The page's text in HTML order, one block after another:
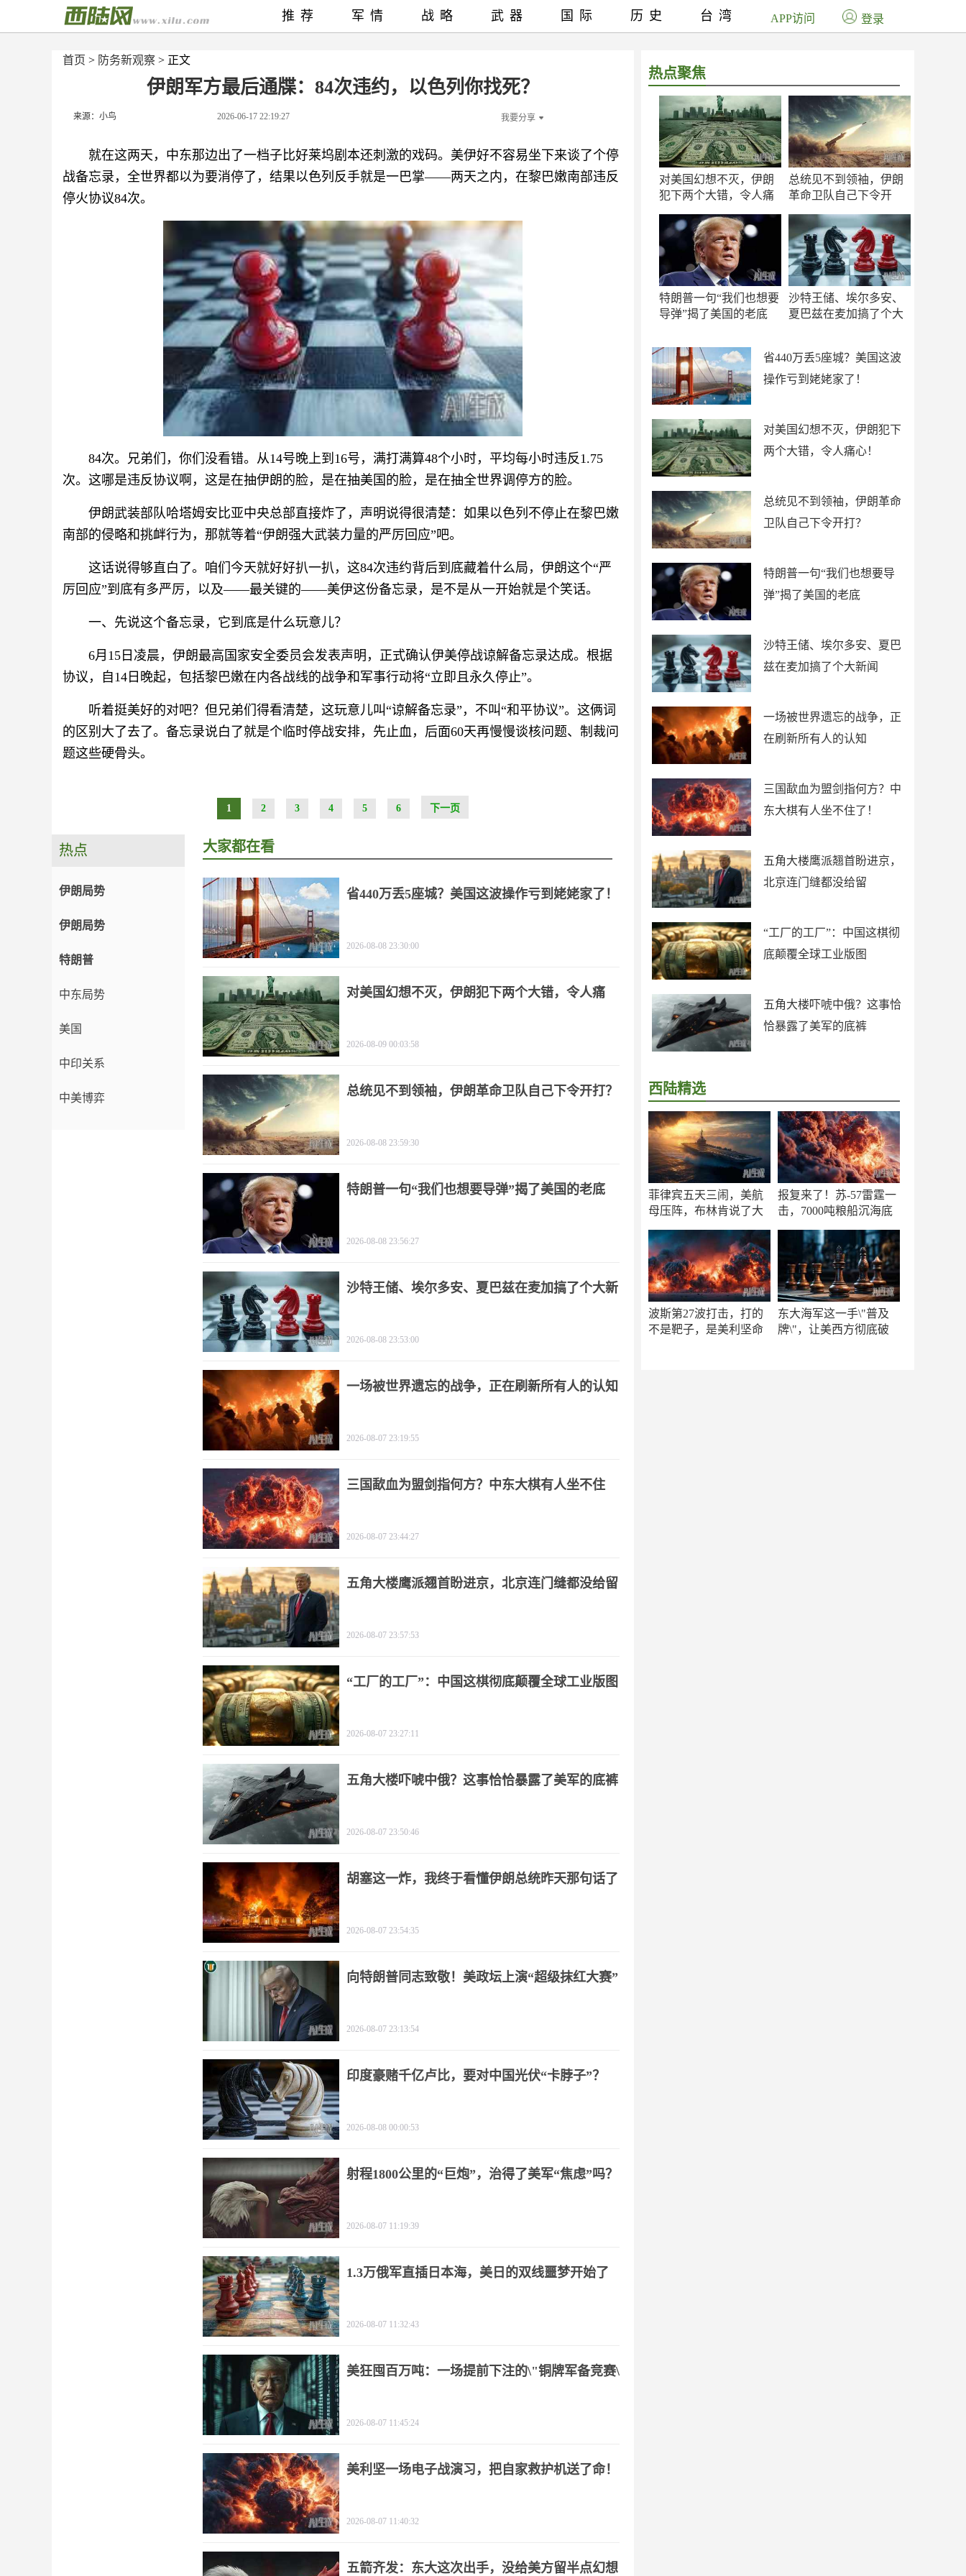
首页 > 防务新观察 > 正文
伊朗军方最后通牒：84次违约，以色列你找死？
来源：小鸟 2026-06-17 22:19:27 我要分享
就在这两天，中东那边出了一档子比好莱坞剧本还刺激的戏码。美伊好不容易坐下来谈了个停
战备忘录，全世界都以为要消停了，结果以色列反手就是一巴掌——两天之内，在黎巴嫩南部违反
停火协议84次。
84次。兄弟们，你们没看错。从14号晚上到16号，满打满算48个小时，平均每小时违反1.75
次。这哪是违反协议啊，这是在抽伊朗的脸，是在抽美国的脸，是在抽全世界调停方的脸。
伊朗武装部队哈塔姆安比亚中央总部直接炸了，声明说得很清楚：如果以色列不停止在黎巴嫩
南部的侵略和挑衅行为，那就等着“伊朗强大武装力量的严厉回应”吧。
这话说得够直白了。咱们今天就好好扒一扒，这84次违约背后到底藏着什么局，伊朗这个“严
厉回应”到底有多严厉，以及——最关键的——美伊这份备忘录，是不是从一开始就是个笑话。
一、先说这个备忘录，它到底是什么玩意儿？
6月15日凌晨，伊朗最高国家安全委员会发表声明，正式确认伊美停战谅解备忘录达成。根据
协议，自14日晚起，包括黎巴嫩在内各战线的战争和军事行动将“立即且永久停止”。
听着挺美好的对吧？但兄弟们得看清楚，这玩意儿叫“谅解备忘录”，不叫“和平协议”。这俩词
的区别大了去了。备忘录说白了就是个临时停战安排，先止血，后面60天再慢慢谈核问题、制裁问
题这些硬骨头。
1 2 3 4 5 6 下一页
热点聚焦
对美国幻想不灭，伊朗
犯下两个大错，令人痛
总统见不到领袖，伊朗
革命卫队自己下令开
特朗普一句“我们也想要
导弹”揭了美国的老底
沙特王储、埃尔多安、
夏巴兹在麦加搞了个大
省440万丢5座城？美国这波
操作亏到姥姥家了！
对美国幻想不灭，伊朗犯下
两个大错，令人痛心！
总统见不到领袖，伊朗革命
卫队自己下令开打？
特朗普一句“我们也想要导
弹”揭了美国的老底
沙特王储、埃尔多安、夏巴
兹在麦加搞了个大新闻
一场被世界遗忘的战争，正
在刷新所有人的认知
三国歃血为盟剑指何方？中
东大棋有人坐不住了！
五角大楼鹰派翘首盼进京，
北京连门缝都没给留
“工厂的工厂”：中国这棋彻
底颠覆全球工业版图
五角大楼吓唬中俄？这事恰
恰暴露了美军的底裤
西陆精选
菲律宾五天三闹，美航
母压阵，布林肯说了大
报复来了！苏-57雷霆一
击，7000吨粮船沉海底
波斯第27波打击，打的
不是靶子，是美利坚命
东大海军这一手\"普及
牌\"，让美西方彻底破
推荐 军情 战略 武器 国际 历史 台湾 APP访问 登录
热点
伊朗局势
伊朗局势
特朗普
中东局势
美国
中印关系
中美博弈
大家都在看
省440万丢5座城？美国这波操作亏到姥姥家了！
2026-08-08 23:30:00
对美国幻想不灭，伊朗犯下两个大错，令人痛
2026-08-09 00:03:58
总统见不到领袖，伊朗革命卫队自己下令开打？
2026-08-08 23:59:30
特朗普一句“我们也想要导弹”揭了美国的老底
2026-08-08 23:56:27
沙特王储、埃尔多安、夏巴兹在麦加搞了个大新
2026-08-08 23:53:00
一场被世界遗忘的战争，正在刷新所有人的认知
2026-08-07 23:19:55
三国歃血为盟剑指何方？中东大棋有人坐不住
2026-08-07 23:44:27
五角大楼鹰派翘首盼进京，北京连门缝都没给留
2026-08-07 23:57:53
“工厂的工厂”：中国这棋彻底颠覆全球工业版图
2026-08-07 23:27:11
五角大楼吓唬中俄？这事恰恰暴露了美军的底裤
2026-08-07 23:50:46
胡塞这一炸，我终于看懂伊朗总统昨天那句话了
2026-08-07 23:54:35
向特朗普同志致敬！美政坛上演“超级抹红大赛”
2026-08-07 23:13:54
印度豪赌千亿卢比，要对中国光伏“卡脖子”？
2026-08-08 00:00:53
射程1800公里的“巨炮”，治得了美军“焦虑”吗？
2026-08-07 11:19:39
1.3万俄军直插日本海，美日的双线噩梦开始了
2026-08-07 11:32:43
美狂囤百万吨：一场提前下注的\"铜牌军备竞赛\"
2026-08-07 11:45:24
美利坚一场电子战演习，把自家救护机送了命！
2026-08-07 11:40:32
五箭齐发：东大这次出手，没给美方留半点幻想